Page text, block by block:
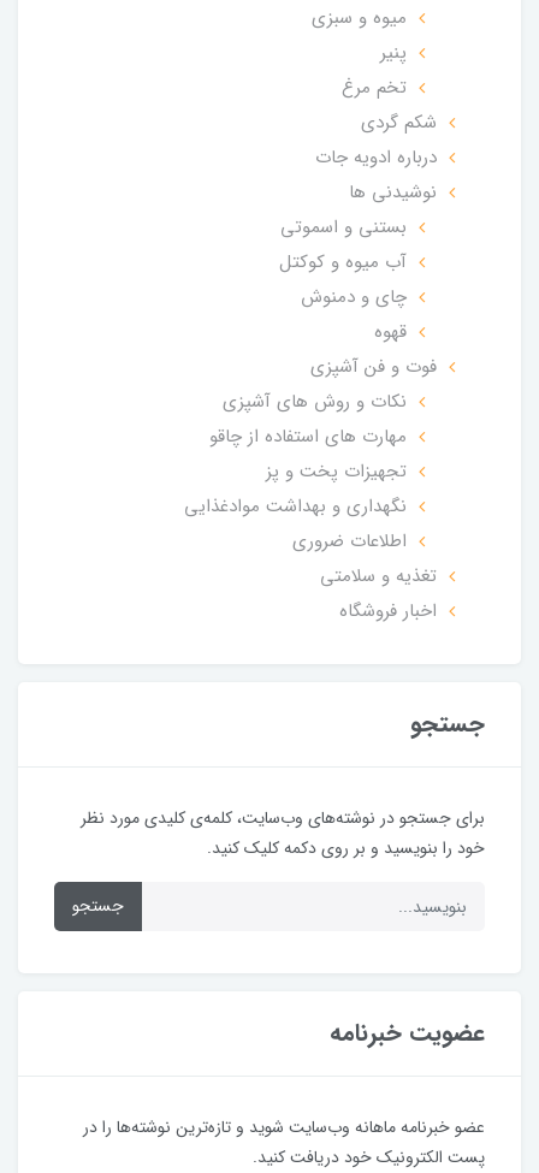
میوه و سبزی
پنیر
تخم مرغ
شکم گردی
درباره ادویه جات
نوشیدنی ها
بستنی و اسموتی
آب میوه و کوکتل
چای و دمنوش
قهوه
فوت و فن آشپزی
نکات و روش های آشپزی
مهارت های استفاده از چاقو
تجهیزات پخت و پز
نگهداری و بهداشت موادغذایی
اطلاعات ضروری
تغذیه و سلامتی
اخبار فروشگاه
جستجو
برای جستجو در نوشته‌های وب‌سایت، کلمه‌ی کلیدی مورد نظر
خود را بنویسید و بر روی دکمه کلیک کنید.
جستجو
عضویت خبرنامه
عضو خبرنامه ماهانه وب‌سایت شوید و تازه‌ترین نوشته‌ها را در
پست الکترونیک خود دریافت کنید.